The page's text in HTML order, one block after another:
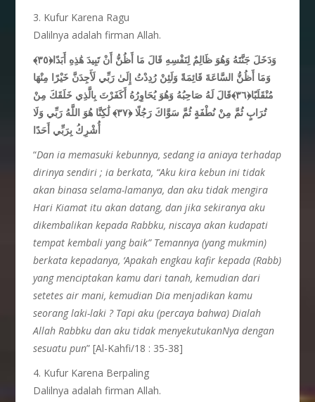
3. Kufur Karena Ragu
Dalilnya adalah firman Allah.
وَدَخَلَ جَنَّتَهُ وَهُوَ ظَالِمٌ لِنَفْسِهِ قَالَ مَا أَظُنُّ أَنْ تَبِيدَ هَٰذِهِ أَبَدًا﴿٣٥﴾
وَمَا أَظُنُّ السَّاعَةَ قَائِمَةً وَلَئِنْ رُدِدْتُ إِلَىٰ رَبِّي لَأَجِدَنَّ خَيْرًا مِنْهَا
مُنْقَلَبًا﴿٣٦﴾قَالَ لَهُ صَاحِبُهُ وَهُوَ يُحَاوِرُهُ أَكَفَرْتَ بِالَّذِي خَلَقَكَ مِنْ
تُرَابٍ ثُمَّ مِنْ نُطْفَةٍ ثُمَّ سَوَّاكَ رَجُلًا ﴿٣٧﴾ لَٰكِنَّا هُوَ اللَّهُ رَبِّي وَلَا
أُشْرِكُ بِرَبِّي أَحَدًا
“Dan ia memasuki kebunnya, sedang ia aniaya terhadap
dirinya sendiri ; ia berkata, “Aku kira kebun ini tidak
akan binasa selama-lamanya, dan aku tidak mengira
Hari Kiamat itu akan datang, dan jika sekiranya aku
dikembalikan kepada Rabbku, niscaya akan kudapati
tempat kembali yang baik” Temannya (yang mukmin)
berkata kepadanya, ‘Apakah engkau kafir kepada (Rabb)
yang menciptakan kamu dari tanah, kemudian dari
setetes air mani, kemudian Dia menjadikan kamu
seorang laki-laki ? Tapi aku (percaya bahwa) Dialah
Allah Rabbku dan aku tidak menyekutukanNya dengan
sesuatu pun” [Al-Kahfi/18 : 35-38]
4. Kufur Karena Berpaling
Dalilnya adalah firman Allah.